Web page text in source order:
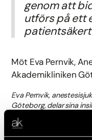
genom att
utförs på ett
patientsäkert
Möt Eva Pernvik,
Akademikliniken
Eva Pernvik,
Göteborg, delar sina
Akademikliniken och
anestesi och